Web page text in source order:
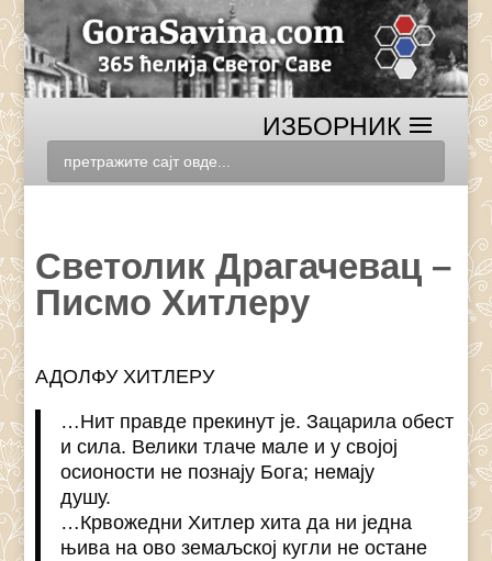
Светолик Драгачевац –
Писмо Хитлеру
АДОЛФУ ХИТЛЕРУ
…Нит правде прекинут је. Зацарила обест
и сила. Велики тлаче мале и у својој
осионости не познају Бога; немају
душу.
…Крвожедни Хитлер хита да ни једна
њива на ово земаљској кугли не остане